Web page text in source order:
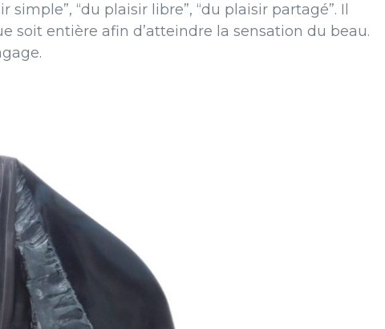
“du plaisir libre”, “du plaisir partagé”. Il
soit entière afin d’atteindre la sensation du beau.